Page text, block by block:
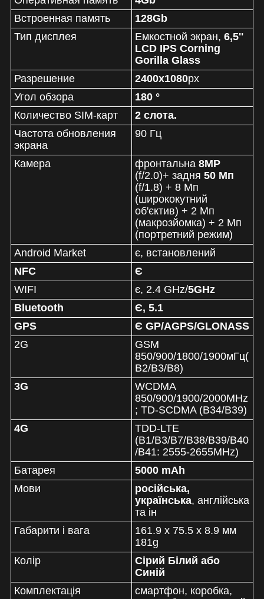
Встроенная память
128Gb
Тип дисплея
Емкостной экран, 6,5''
LCD IPS Corning
Gorilla Glass
Разрешение
2400x1080px
Угол обзора
180 °
Количество SIM-карт
2 слота.
Частота обновления
экрана
90 Гц
Камера фронтальна 8MP
(f/2.0)+ задня 50 Мп
(f/1.8) + 8 Мп
(ширококутний
об'єктив) + 2 Мп
(макрозйомка) + 2 Мп
(портретний режим)
Android Market
є, встановлений
NFC
Є
WIFI
є, 2.4 GHz/5GHz
Bluetooth
Є, 5.1
GPS
Є GP/AGPS/GLONASS
2G
GSM
850/900/1800/1900мГц(
B2/B3/B8)
3G
WCDMA
850/900/1900/2000MHz
; TD-SCDMA (B34/B39)
4G
TDD-LTE
(B1/B3/B7/B38/B39/B40
/B41: 2555-2655MHz)
Батарея
5000 mAh
Мови
російська,
українська, англійська
та ін
Габарити і вага
161.9 x 75.5 x 8.9 мм
181g
Колір
Сірий Білий або
Синій
Комплектація
смартфон, коробка,